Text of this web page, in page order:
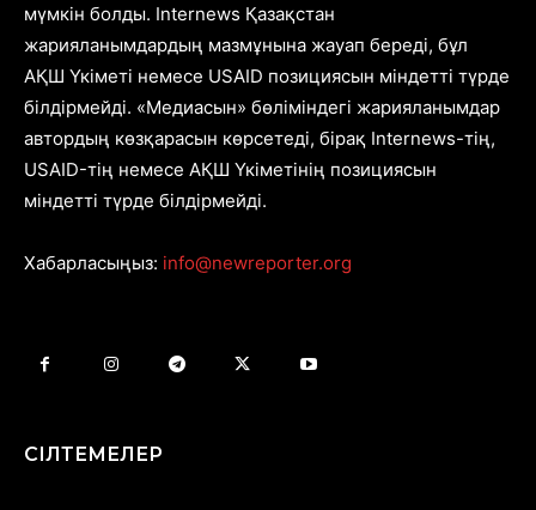
мүмкін болды. Internews Қазақстан
жарияланымдардың мазмұнына жауап береді, бұл
АҚШ Үкіметі немесе USAID позициясын міндетті түрде
білдірмейді. «Медиасын» бөліміндегі жарияланымдар
автордың көзқарасын көрсетеді, бірақ Internews-тің,
USAID-тің немесе АҚШ Үкіметінің позициясын
міндетті түрде білдірмейді.
Хабарласыңыз: info@newreporter.org
СІЛТЕМЕЛЕР